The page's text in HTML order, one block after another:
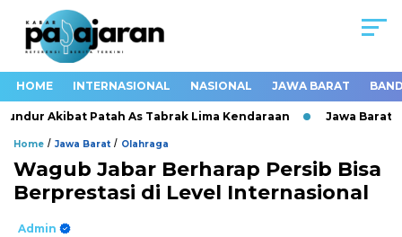
HOME INTERNASIONAL NASIONAL JAWA BARAT
Akibat Patah As Tabrak Lima Kendaraan Jawa Barat
Home / Jawa Barat/ Olahraga
Wagub Jabar Berharap Persib Bisa
Berprestasi di Level Internasional
Admin